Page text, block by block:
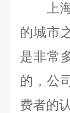
上海
的城市
是非常
的，公
费者的